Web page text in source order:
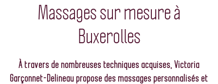
Massages sur mesure à
Buxerolles
À travers de nombreuses techniques acquises, Victoria
Garçonnet-Delineau propose des massages personnalisés et